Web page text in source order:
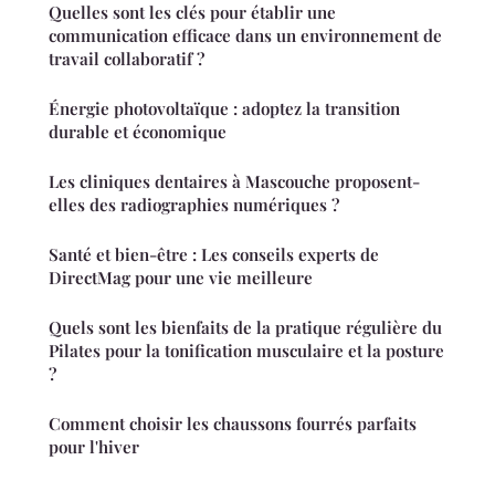
Quelles sont les clés pour établir une
communication efficace dans un environnement de
travail collaboratif ?
Énergie photovoltaïque : adoptez la transition
durable et économique
Les cliniques dentaires à Mascouche proposent-
elles des radiographies numériques ?
Santé et bien-être : Les conseils experts de
DirectMag pour une vie meilleure
Quels sont les bienfaits de la pratique régulière du
Pilates pour la tonification musculaire et la posture
?
Comment choisir les chaussons fourrés parfaits
pour l'hiver